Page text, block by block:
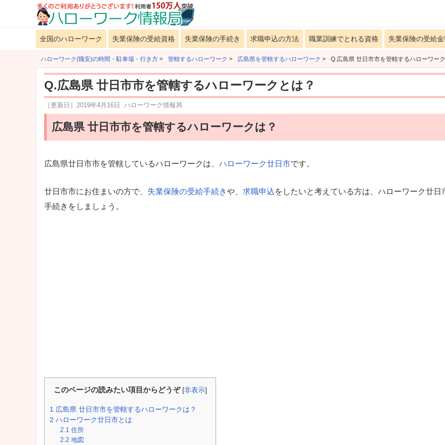
全国のハローワーク 失業保険の受給資格 失業保険の手続き 求職申込の方法 職業訓練でとれる資格 失業保険の受給
ハローワーク(職安)の時間・駐車場・行き方 > 管轄するハローワーク > 広島県を管轄するハローワーク > Q.広島県 廿日市市を管轄するハローワー
Q.広島県 廿日市市を管轄するハローワークとは？
［更新日］ 2019年4月16日 ハローワーク情報局
広島県 廿日市市を管轄するハローワークは？
広島県廿日市市を管轄しているハローワークは、 ハローワーク廿日市です。
廿日市市にお住まいの方で、 失業保険の受給手続きや、 求職申込をしたいと考えている方は、ハローワーク廿日
手続きをしましょう。
このページの読みたい項目からどうぞ [非表示]
1 広島県 廿日市市を管轄するハローワークは？
2 ハローワーク廿日市とは
2.1 住所
2.2 地図